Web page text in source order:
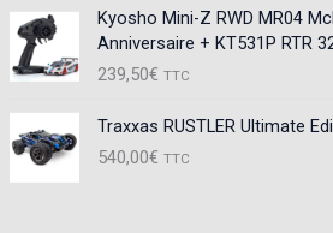
Kyosho Mini-Z RWD MR04
Anniversaire + KT531P RTR
239,50€ TTC
Traxxas RUSTLER Ultimate
540,00€ TTC